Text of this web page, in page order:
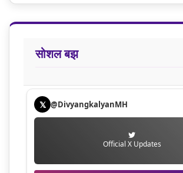
सोशल बझ
𝕏 @DivyangkalyanMH
Official X Updates